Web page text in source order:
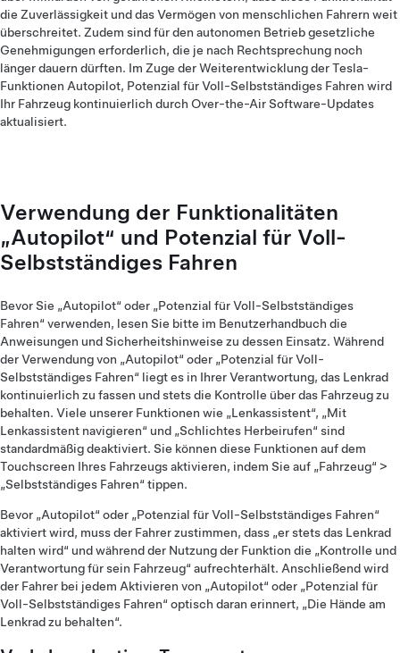
die Zuverlässigkeit und das Vermögen von menschlichen Fahrern weit
überschreitet. Zudem sind für den autonomen Betrieb gesetzliche
Genehmigungen erforderlich, die je nach Rechtsprechung noch
länger dauern dürften. Im Zuge der Weiterentwicklung der Tesla-
Funktionen Autopilot, Potenzial für Voll-Selbstständiges Fahren wird
Ihr Fahrzeug kontinuierlich durch Over-the-Air Software-Updates
aktualisiert.
Verwendung der Funktionalitäten
„Autopilot“ und Potenzial für Voll-
Selbstständiges Fahren
Bevor Sie „Autopilot“ oder „Potenzial für Voll-Selbstständiges
Fahren“ verwenden, lesen Sie bitte im Benutzerhandbuch die
Anweisungen und Sicherheitshinweise zu dessen Einsatz. Während
der Verwendung von „Autopilot“ oder „Potenzial für Voll-
Selbstständiges Fahren“ liegt es in Ihrer Verantwortung, das Lenkrad
kontinuierlich zu fassen und stets die Kontrolle über das Fahrzeug zu
behalten. Viele unserer Funktionen wie „Lenkassistent“, „Mit
Lenkassistent navigieren“ und „Schlichtes Herbeirufen“ sind
standardmäßig deaktiviert. Sie können diese Funktionen auf dem
Touchscreen Ihres Fahrzeugs aktivieren, indem Sie auf „Fahrzeug“ >
„Selbstständiges Fahren“ tippen.
Bevor „Autopilot“ oder „Potenzial für Voll-Selbstständiges Fahren“
aktiviert wird, muss der Fahrer zustimmen, dass „er stets das Lenkrad
halten wird“ und während der Nutzung der Funktion die „Kontrolle und
Verantwortung für sein Fahrzeug“ aufrechterhält. Anschließend wird
der Fahrer bei jedem Aktivieren von „Autopilot“ oder „Potenzial für
Voll-Selbstständiges Fahren“ optisch daran erinnert, „Die Hände am
Lenkrad zu behalten“.